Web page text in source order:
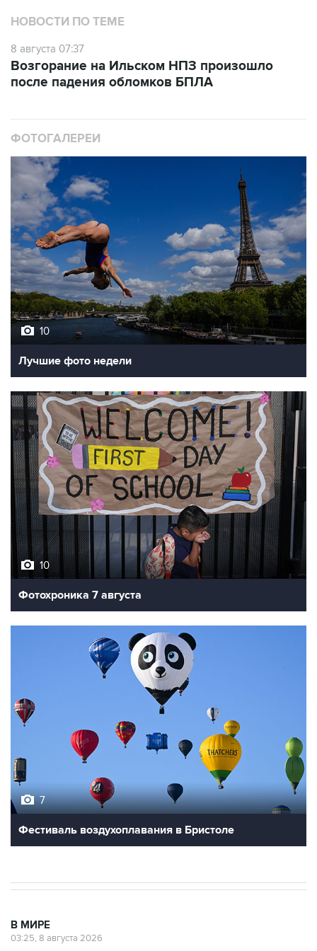
НОВОСТИ ПО ТЕМЕ
8 августа 07:37
Возгорание на Ильском НПЗ произошло
после падения обломков БПЛА
ФОТОГАЛЕРЕИ
10
Лучшие фото недели
10
Фотохроника 7 августа
7
Фестиваль воздухоплавания в Бристоле
В МИРЕ
03:25, 8 августа 2026